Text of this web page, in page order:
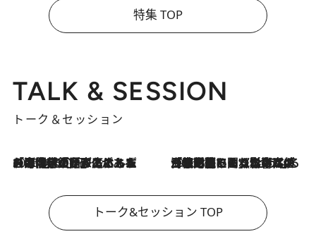
特集 TOP
TALK & SESSION
トーク＆セッション
2026.8.3
「今後値上げがあるとすれば…」「リスクがあるのは今年の冬」エネルギー専門家が語る、ホルムズ海峡封鎖が家庭にもたらす“ある心配” 2026.8.3
「住宅建てられない…」「サーチャージ料の高値が続いている」ホルムズ海峡封鎖による影響はいつまで続く？《エネルギー専門家に聞く“どうなる日本の暮らし”》
トーク&セッション TOP